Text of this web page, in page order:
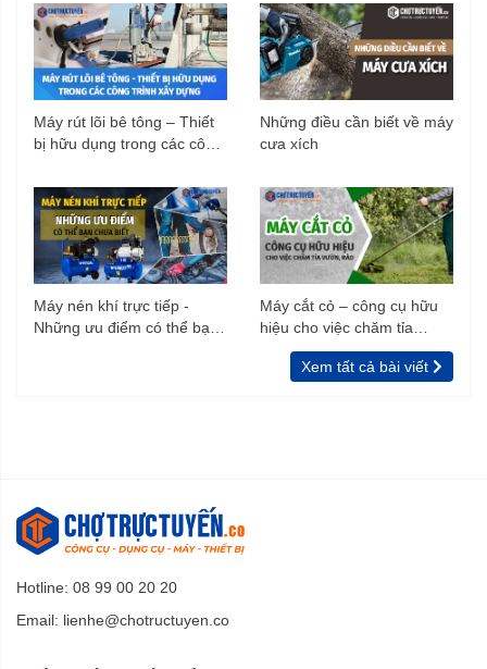
Máy rút lõi bê tông – Thiết
bị hữu dụng trong các công
Những điều cần biết về máy
cưa xích
Máy nén khí trực tiếp -
Những ưu điểm có thể bạn
Máy cắt cỏ – công cụ hữu
hiệu cho việc chăm tỉa
vườn, rào
Xem tất cả bài viết
Hotline: 08 99 00 20 20
Email: lienhe@chotructuyen.co